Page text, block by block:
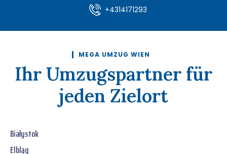
+4314171293
MEGA UMZUG WIEN
Ihr Umzugspartner für
jeden Zielort
Białystok
Elbląg